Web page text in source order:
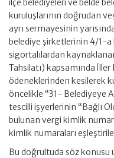
ilçe belediyeleri ve belde
kuruluşlarının doğrudan
ayrı sermayesinin
belediye şirketlerinin 4/1-a
sigortalılardan
Tahsilatı) kapsamında İller
ödeneklerinden kesilerek
öncelikle “31- Belediyeye
tescilli işyerlerinin “Bağlı
bulunan vergi kimlik
kimlik numaraları
Bu doğrultuda söz konusu